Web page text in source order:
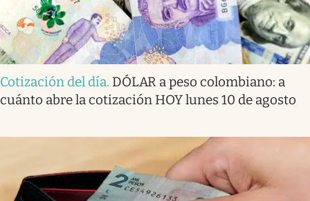
Cotización del día. DÓLAR a peso colombiano: a
cuánto abre la cotización HOY lunes 10 de agosto